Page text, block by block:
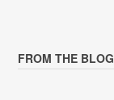
FROM THE BLOG